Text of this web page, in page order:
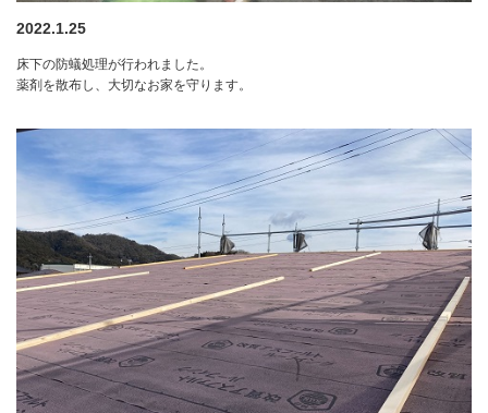
2022.1.25
床下の防蟻処理が行われました。
薬剤を散布し、大切なお家を守ります。